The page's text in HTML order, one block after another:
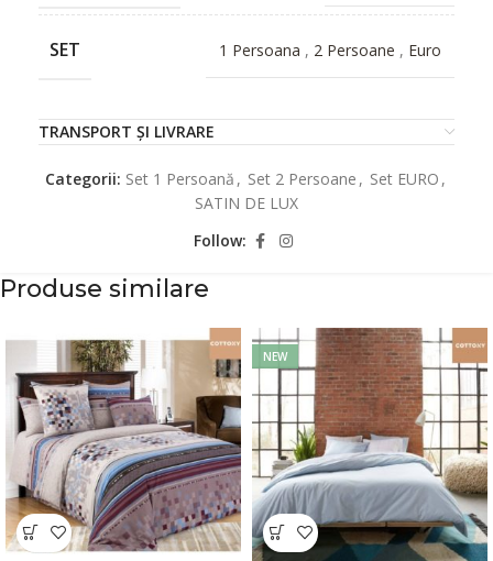
SET 1 Persoana , 2 Persoane , Euro
TRANSPORT ȘI LIVRARE
Categorii: Set 1 Persoană , Set 2 Persoane , Set EURO ,
SATIN DE LUX
Follow:
Produse similare
NEW